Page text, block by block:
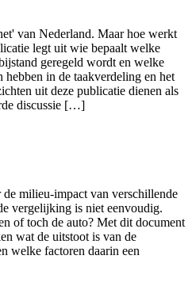
van Nederland. Maar hoe werkt
legt uit wie bepaalt welke
geregeld wordt en welke
hebben in de taakverdeling en het
uit deze publicatie dienen als
discussie […]
de milieu-impact van verschillende
vergelijking is niet eenvoudig.
of toch de auto? Met dit document
wat de uitstoot is van de
welke factoren daarin een